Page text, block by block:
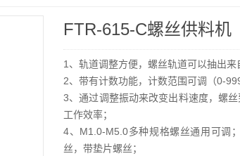
FTR-615-C螺丝供料机
1、轨道调整方便，螺丝轨道可以抽出来
2、带有计数功能，计数范围可调（0-
3、通过调整振动来改变出料速度，螺
工作效率；
4、M1.0-M5.0多种规格螺丝通用可调
丝，带垫片螺丝；